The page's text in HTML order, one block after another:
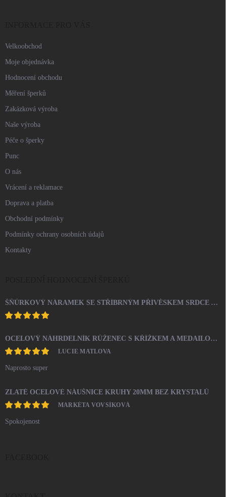
Velkoobchod
Moje objednávka
Hodnocení obchodu
Měření šperků
Zakázková výroba
Naše výroba
Péče o šperky
Punc
O nás
Vrácení a reklamace
Doprava a platba
Obchodní podmínky
Podmínky ochrany osobních údajů
Kontakty
ŠŇŮRKOVÝ NÁRAMEK SE STŘÍBRNÝM PŘÍVĚSKEM SRDCE A KRYSTALY SWAROVSKI CRYSTAL (STŘÍBRO 925/1000)
OCELOVÝ NÁHRDELNÍK RŮŽENEC S KŘÍŽKEM A MEDAILONEM
LUCIE MATLOVA
Naprosto super
ZLATÉ OCELOVÉ NÁUŠNICE KRUHY 20MM BEZ KRYSTALŮ
MARKÉTA VOVSÍKOVÁ
Spokojenost